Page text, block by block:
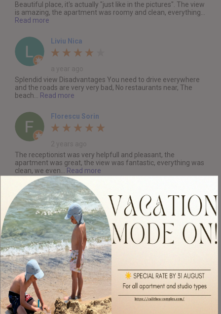
Beautiful place, it's actually "just like in the pictures". The view
is amazing, the apartment was roomy and clean, everything...
Read more
Liviu Nica
Splendid view Disadvantages You need to drive everywhere
and the roads are very very bad, No restaurants near, The
beach...
Read more
Florescu Sorin
The receptionist was very helpfull and pleasant, the
apartment was great, the view was fantastic, everything was
clean, we even...
Read more
Read All 303 Reviews
Фантастический,
захватывающий дыхание,
вид
Просторен апартамент със всичко